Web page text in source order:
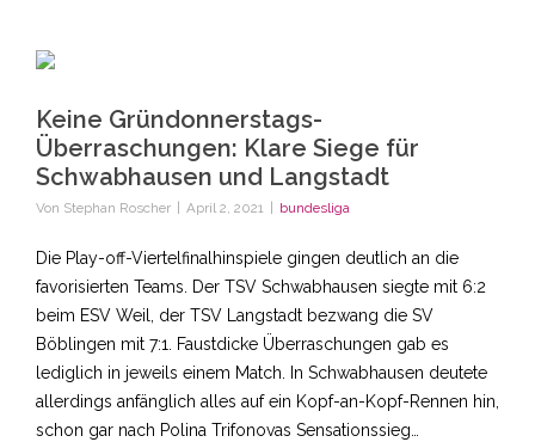
Keine Gründonnerstags-
Überraschungen: Klare Siege für
Schwabhausen und Langstadt
Von Stephan Roscher April 2, 2021 bundesliga
Die Play-off-Viertelfinalhinspiele gingen deutlich an die
favorisierten Teams. Der TSV Schwabhausen siegte mit 6:2
beim ESV Weil, der TSV Langstadt bezwang die SV
Böblingen mit 7:1. Faustdicke Überraschungen gab es
lediglich in jeweils einem Match. In Schwabhausen deutete
allerdings anfänglich alles auf ein Kopf-an-Kopf-Rennen hin,
schon gar nach Polina Trifonovas Sensationssieg…